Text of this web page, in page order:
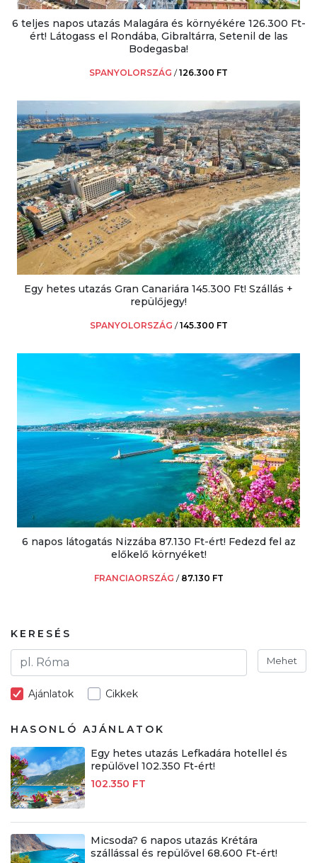
6 teljes napos utazás Malagára és környékére 126.300 Ft-
ért! Látogass el Rondába, Gibraltárra, Setenil de las
Bodegasba!
SPANYOLORSZÁG /126.300 FT
Egy hetes utazás Gran Canariára 145.300 Ft! Szállás +
repülőjegy!
SPANYOLORSZÁG /145.300 FT
6 napos látogatás Nizzába 87.130 Ft-ért! Fedezd fel az
előkelő környéket!
FRANCIAORSZÁG / 87.130 FT
KERESÉS
Mehet
Ajánlatok Cikkek
HASONLÓ AJÁNLATOK
Egy hetes utazás Lefkadára hotellel és
repülővel 102.350 Ft-ért!
102.350 FT
Micsoda? 6 napos utazás Krétára
szállással és repülővel 68.600 Ft-ért!